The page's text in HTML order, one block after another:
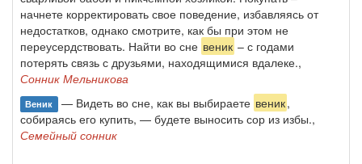
начнете корректировать свое поведение, избавляясь от
недостатков, однако смотрите, как бы при этом не
переусердствовать. Найти во сне веник – с годами
потерять связь с друзьями, находящимися вдалеке.,
Сонник Мельникова
Веник — Видеть во сне, как вы выбираете веник,
собираясь его купить, — будете выносить сор из избы.,
Семейный сонник